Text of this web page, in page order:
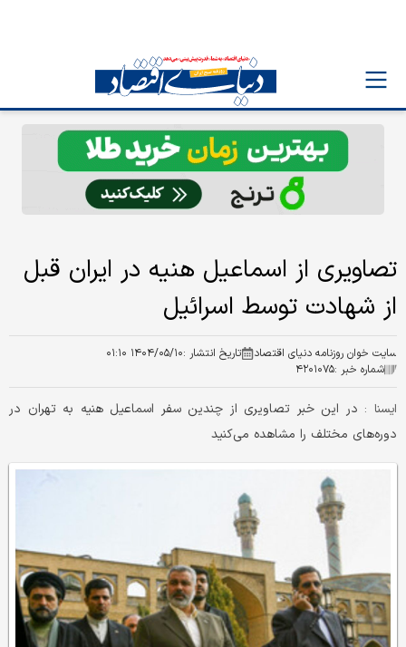
تصاویری از اسماعیل هنیه در ایران قبل
از شهادت توسط اسرائیل
سایت خوان روزنامه دنیای اقتصاد تاریخ انتشار :۱۴۰۴/۰۵/۱۰ ۰۱:۱۰
شماره خبر :۴۲۰۱۰۷۵
ايسنا : در این خبر تصاویری از چندین سفر اسماعیل هنیه به تهران در
دوره‌های مختلف را مشاهده می‌کنید